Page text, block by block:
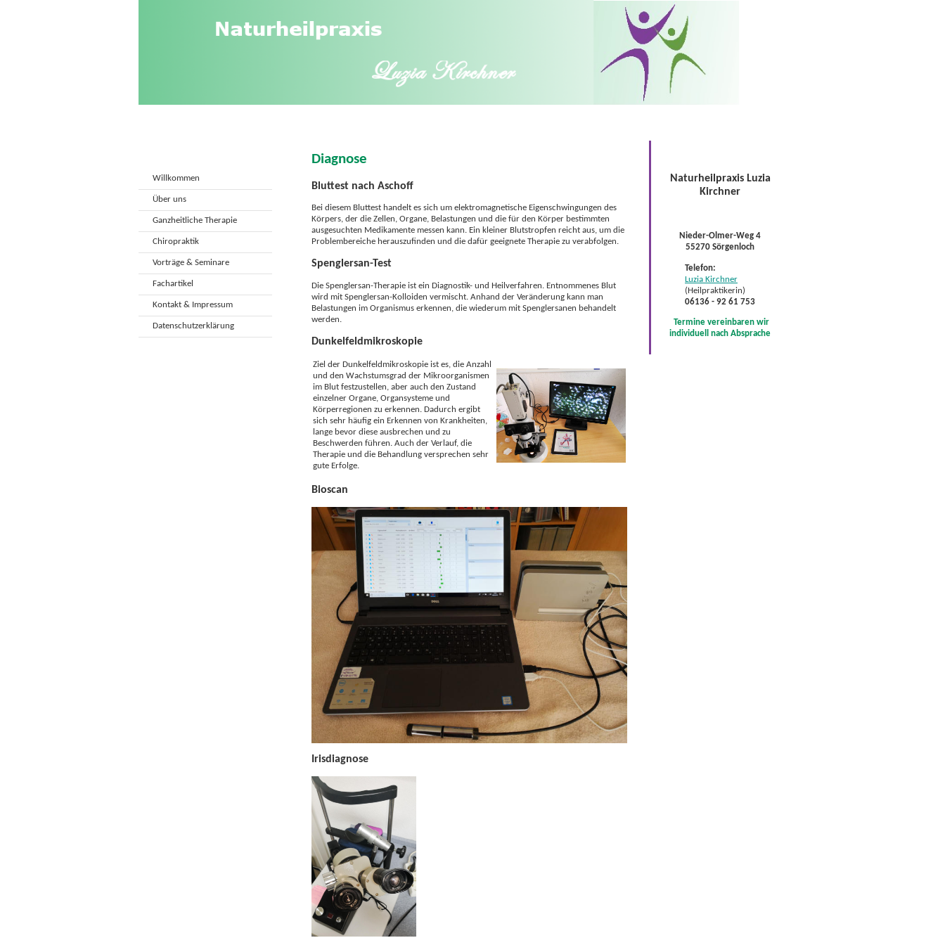
Willkommen
Über uns
Ganzheitliche Therapie
Chiropraktik
Vorträge & Seminare
Fachartikel
Kontakt & Impressum
Datenschutzerklärung
Diagnose
Bluttest nach Aschoff
Bei diesem Bluttest handelt es sich um elektromagnetische Eigenschwingungen des
Körpers, der die Zellen, Organe, Belastungen und die für den Körper bestimmten
ausgesuchten Medikamente messen kann. Ein kleiner Blutstropfen reicht aus, um die
Problembereiche herauszufinden und die dafür geeignete Therapie zu verabfolgen.
Spenglersan-Test
Die Spenglersan-Therapie ist ein Diagnostik- und Heilverfahren. Entnommenes Blut
wird mit Spenglersan-Kolloiden vermischt. Anhand der Veränderung kann man
Belastungen im Organismus erkennen, die wiederum mit Spenglersanen behandelt
werden.
Dunkelfeldmikroskopie
Ziel der Dunkelfeldmikroskopie ist es, die Anzahl
und den Wachstumsgrad der Mikroorganismen
im Blut festzustellen, aber auch den Zustand
einzelner Organe, Organsysteme und
Körperregionen zu erkennen. Dadurch ergibt
sich sehr häufig ein Erkennen von Krankheiten,
lange bevor diese ausbrechen und zu
Beschwerden führen. Auch der Verlauf, die
Therapie und die Behandlung versprechen sehr
gute Erfolge.
Bioscan
Irisdiagnose
Naturheilpraxis Luzia
Kirchner
Nieder-Olmer-Weg 4
55270 Sörgenloch
Telefon:
Luzia Kirchner
(Heilpraktikerin)
06136 - 92 61 753
Termine vereinbaren wir
individuell nach Absprache